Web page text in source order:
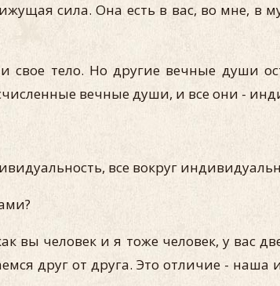
сила. Она есть в вас, во мне, в
свое тело. Но другие вечные души
вечные души, и все они -
все вокруг
вы человек и я тоже человек, у вас
друг от друга. Это отличие - наша